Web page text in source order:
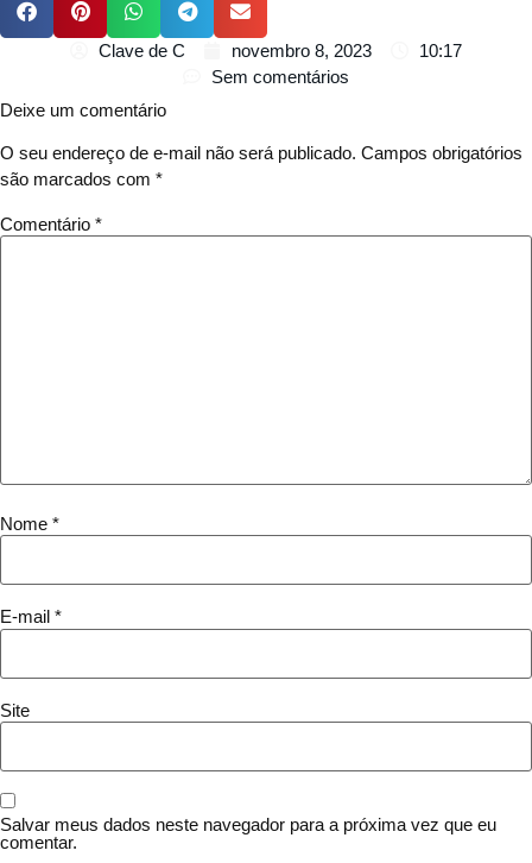
Clave de C novembro 8, 2023
10:17
Sem comentários
Deixe um comentário
O seu endereço de e-mail não será publicado. Campos obrigatórios
são marcados com *
Comentário *
Nome *
E-mail *
Site
Salvar meus dados neste navegador para a próxima vez que eu
comentar.